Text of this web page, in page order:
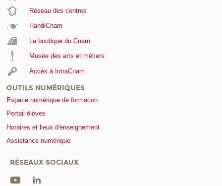
Réseau des centres
HandiCnam
La boutique du Cnam
Musée des arts et métiers
Accès à IntraCnam
OUTILS NUMÉRIQUES
Espace numérique de formation
Portail élèves
Horaires et lieux d'enseignement
Assistance numérique
RÉSEAUX SOCIAUX